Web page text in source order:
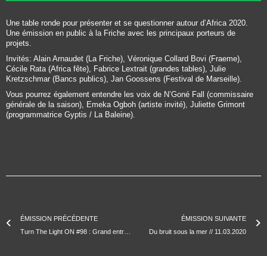
Une table ronde pour présenter et se questionner autour d’Africa 2020.
Une émission en public à la Friche avec les principaux porteurs de
projets.
Invités: Alain Arnaudet (La Friche), Véronique Collard Bovi (Fraeme),
Cécile Rata (Africa fête), Fabrice Lextrait (grandes tables), Julie
Kretzschmar (Bancs publics), Jan Goossens (Festival de Marseille).
Vous pourrez également entendre les voix de N’Goné Fall (commissaire
générale de la saison), Emeka Ogboh (artiste invité), Juliette Grimont
(programmatrice Gyptis / La Baleine).
ÉMISSION PRÉCÉDENTE
ÉMISSION SUIVANTE
Du bruit sous la mer // 11.03.2020